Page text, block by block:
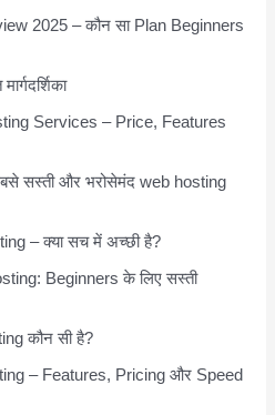
2025 – कौन सा Plan Beginners
Services – Price, Features
सस्ती और भरोसेमंद web hosting
– क्या सच में अच्छी है?
Beginners के लिए सस्ती
कौन सी है?
– Features, Pricing और Speed